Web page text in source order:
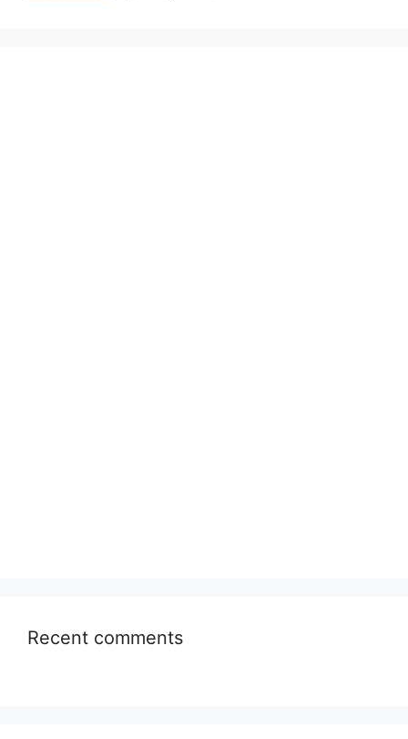
Recent comments